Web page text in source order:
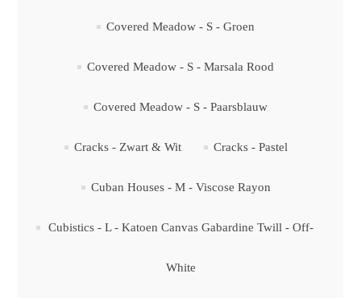
Covered Meadow - S - Groen
Covered Meadow - S - Marsala Rood
Covered Meadow - S - Paarsblauw
Cracks - Zwart & Wit Cracks - Pastel
Cuban Houses - M - Viscose Rayon
Cubistics - L - Katoen Canvas Gabardine Twill - Off-
White